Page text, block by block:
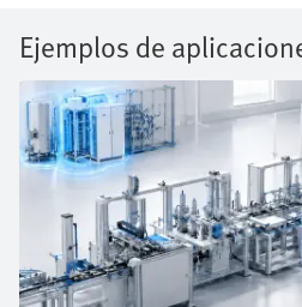
Ejemplos de